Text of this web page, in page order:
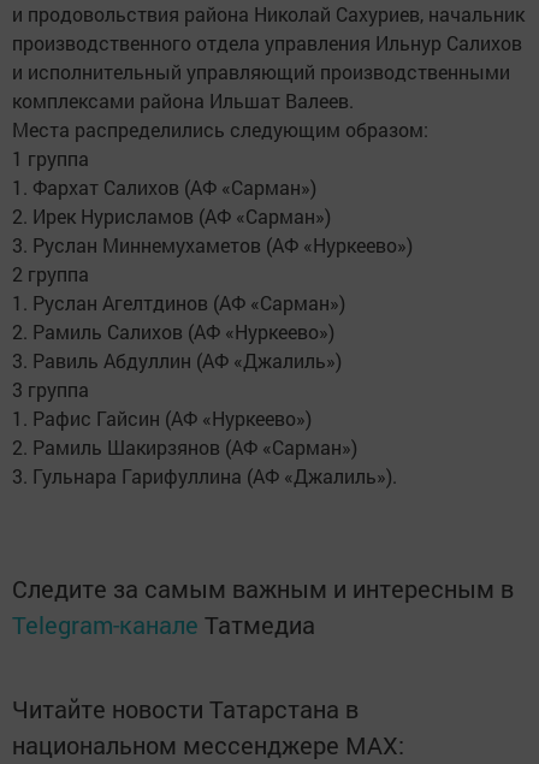
и продовольствия района Николай Сахуриев, начальник
производственного отдела управления Ильнур Салихов
и исполнительный управляющий производственными
комплексами района Ильшат Валеев.
Места распределились следующим образом:
1 группа
1. Фархат Салихов (АФ «Сарман»)
2. Ирек Нурисламов (АФ «Сарман»)
3. Руслан Миннемухаметов (АФ «Нуркеево»)
2 группа
1. Руслан Агелтдинов (АФ «Сарман»)
2. Рамиль Салихов (АФ «Нуркеево»)
3. Равиль Абдуллин (АФ «Джалиль»)
3 группа
1. Рафис Гайсин (АФ «Нуркеево»)
2. Рамиль Шакирзянов (АФ «Сарман»)
3. Гульнара Гарифуллина (АФ «Джалиль»).
Следите за самым важным и интересным в
Telegram-канале Татмедиа
Читайте новости Татарстана в
национальном мессенджере MАХ: